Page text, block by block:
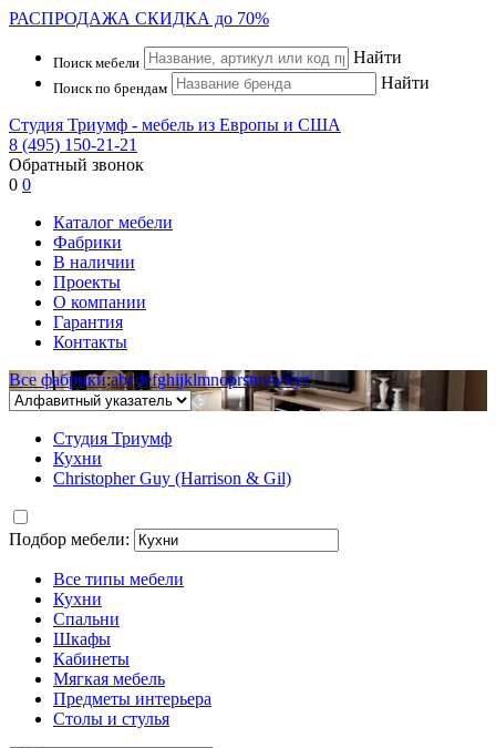
РАСПРОДАЖА СКИДКА до 70%
Поиск мебели Найти
Поиск по брендам Найти
Студия Триумф - мебель из Европы и США
8 (495) 150-21-21
Обратный звонок
0 0
Каталог мебели
Фабрики
В наличии
Проекты
О компании
Гарантия
Контакты
Все фабрики:abcdefghijklmnoprstuvwxyz
Студия Триумф
Кухни
Christopher Guy (Harrison & Gil)
Подбор мебели:
Все типы мебели
Кухни
Спальни
Шкафы
Кабинеты
Мягкая мебель
Предметы интерьера
Столы и стулья